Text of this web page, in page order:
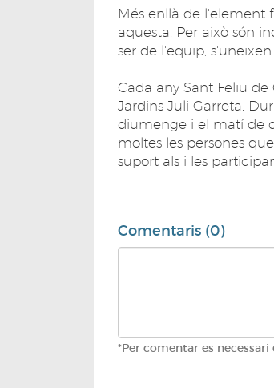
Més enllà de l'element
aquesta. Per això són
ser de l'equip,
Cada any Sant Feliu
Jardins Juli Garreta.
diumenge i el matí de
moltes les persones
suport als i les
Comentaris (0)
*Per comentar es